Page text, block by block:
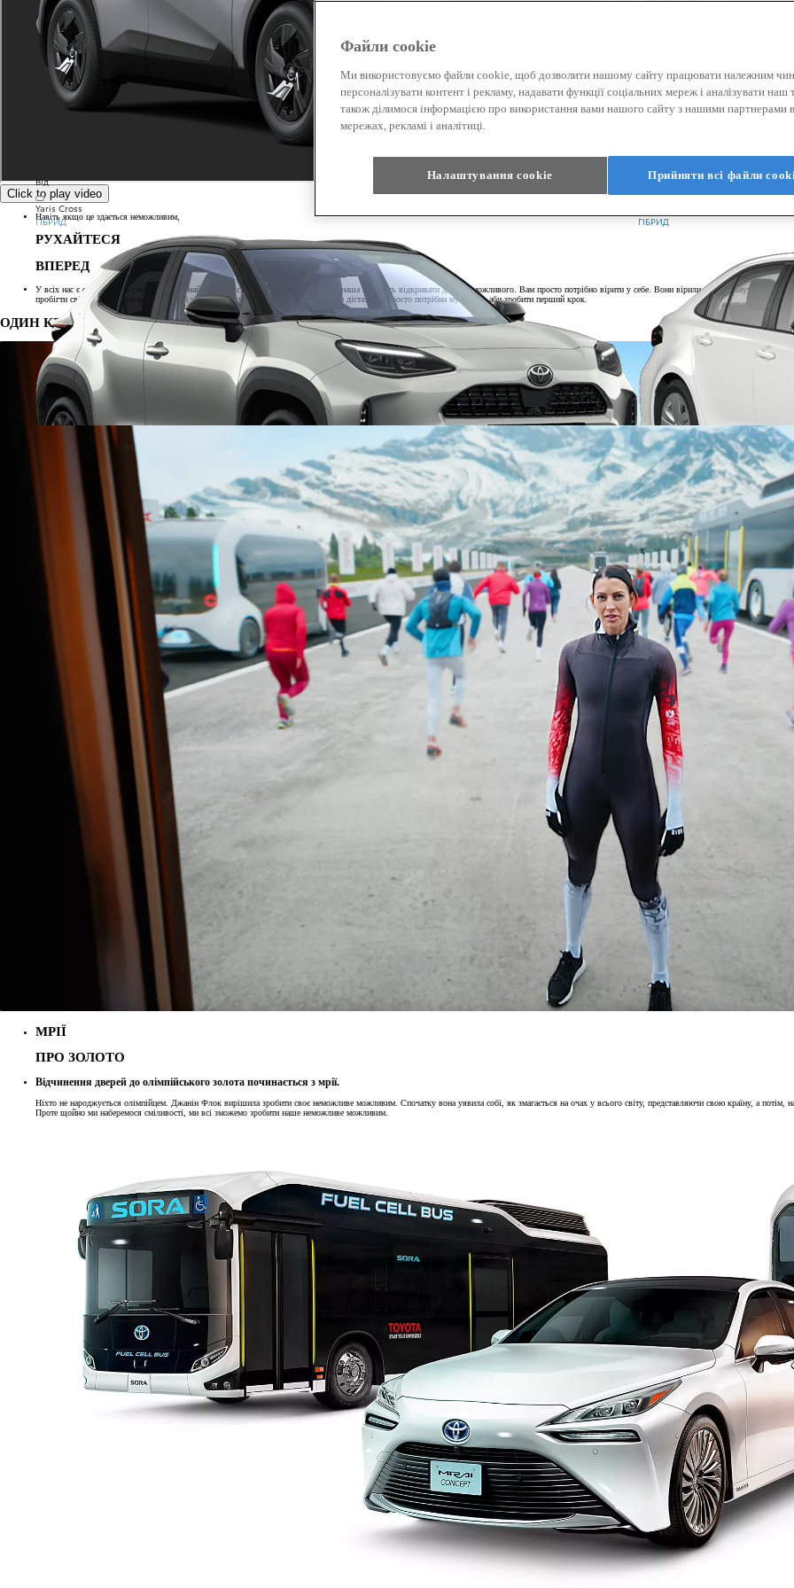
Від
Від
Yaris Cross
ГІБРИД
ГІБРИД
Від
Corolla Cross
ГІБРИД
Land Cruiser
Від
PROACE CITY
Hilux
Click to play video
Навіть якщо це здається неможливим,
РУХАЙТЕСЯ
ВПЕРЕД
У всіх нас є одна спільна риса, навіть із найкращими спортсменами у світі, — це наша здатність відкривати двері неможливого. Вам просто потрібно вірити у себе. Вони вірили, що матимуть змогу
пробігти свій перший півмарафон. Яке б неможливе ви не обрали, ви можете туди дістатися. Просто потрібна мужність, аби зробити перший крок.
ОДИН КРОК. БЕЗМЕЖНІ МОЖЛИВОСТІ.
МРІЇ
ПРО ЗОЛОТО
Відчинення дверей до олімпійського золота починається з мрії.
Ніхто не народжується олімпійцем. Джанін Флок вирішила зробити своє неможливе можливим. Спочатку вона уявила собі, як змагається на очах у всього світу, представляючи свою країну, а
Проте щойно ми наберемося сміливості, ми всі зможемо зробити наше неможливе можливим.
Файли cookie
Ми використовуємо файли cookie, щоб дозволити нашому сайту працювати належним
персоналізувати контент і рекламу, надавати функції соціальних мереж і аналізувати
також ділимося інформацією про використання вами нашого сайту з нашими партнерами
мережах, рекламі і аналітиці.
Налаштування cookie Прийняти всі файли